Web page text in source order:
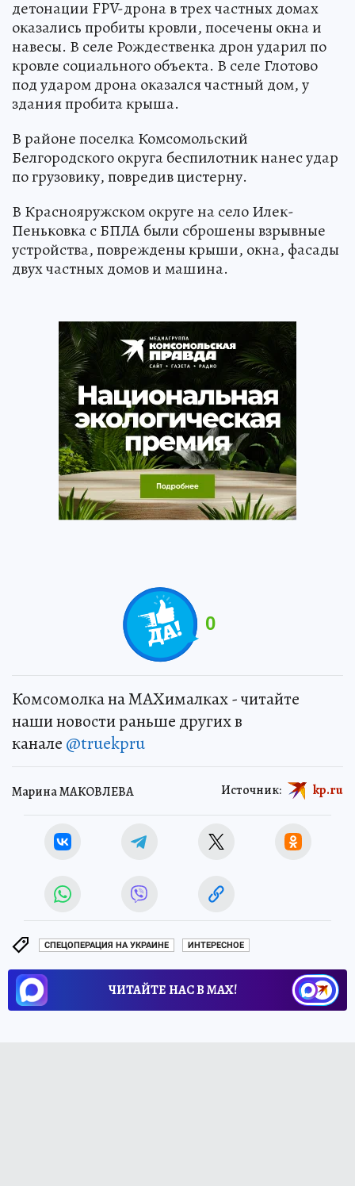
детонации FPV-дрона в трех частных домах
оказались пробиты кровли, посечены окна и
навесы. В селе Рождественка дрон ударил по
кровле социального объекта. В селе Глотово
под ударом дрона оказался частный дом, у
здания пробита крыша.
В районе поселка Комсомольский
Белгородского округа беспилотник нанес удар
по грузовику, повредив цистерну.
В Краснояружском округе на село Илек-
Пеньковка с БПЛА были сброшены взрывные
устройства, повреждены крыши, окна, фасады
двух частных домов и машина.
0
Комсомолка на MAXималках - читайте
наши новости раньше других в
канале @truekpru
Марина МАКОВЛЕВА Источник: kp.ru
СПЕЦОПЕРАЦИЯ НА УКРАИНЕ ИНТЕРЕСНОЕ
ЧИТАЙТЕ НАС В МАХ!